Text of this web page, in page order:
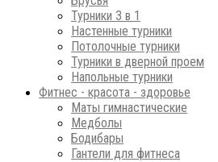
Турники 3 в 1
Настенные турники
Потолочные турники
Турники в дверной проем
Напольные турники
Фитнес - красота - здоровье
Маты гимнастические
Медболы
Бодибары
Гантели для фитнеса